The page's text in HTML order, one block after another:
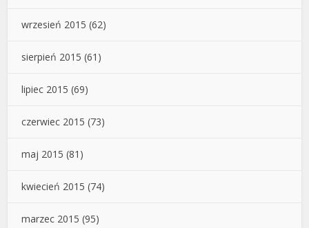
wrzesień 2015 (62)
sierpień 2015 (61)
lipiec 2015 (69)
czerwiec 2015 (73)
maj 2015 (81)
kwiecień 2015 (74)
marzec 2015 (95)